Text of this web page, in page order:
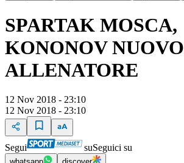
SPARTAK MOSCA,
KONONOV NUOVO
ALLENATORE
12 Nov 2018 - 23:10
12 Nov 2018 - 23:10
Segui suSeguici su